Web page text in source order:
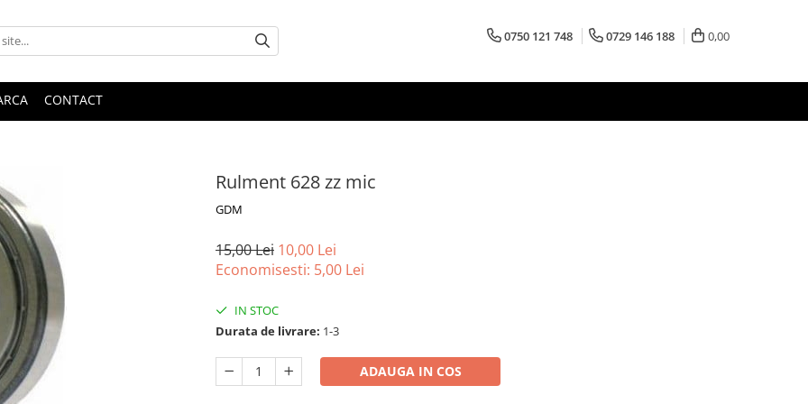
0750 121 748 0729 146 188 0,00
CONTACT
Rulment 628 zz mic
GDM
15,00 Lei 10,00 Lei
Economisesti: 5,00 Lei
IN STOC
Durata de livrare: 1-3
ADAUGA IN COS